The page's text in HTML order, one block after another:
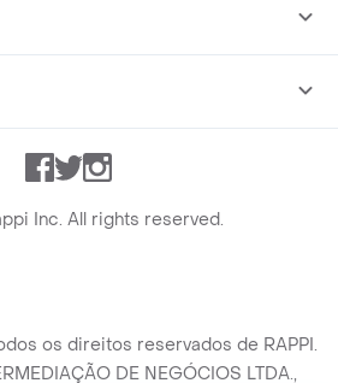
Facebook
TwitterInstagram
Inc. All rights reserved.
os direitos reservados de RAPPI.
DE NEGÓCIOS LTDA.,